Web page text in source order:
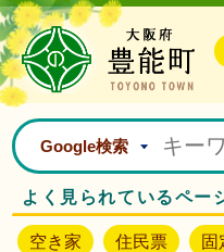
Google検索
よく見られているペー
空き家 住民票 固